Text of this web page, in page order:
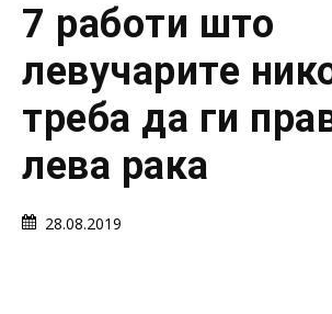
7 работи што
левучарите
треба да ги
лева рака
28.08.2019